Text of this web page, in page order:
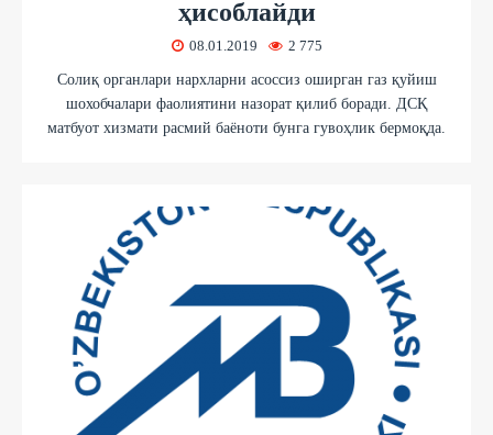
ҳисоблайди
08.01.2019 2 775
Солиқ органлари нархларни асоссиз оширган газ қуйиш
шохобчалари фаолиятини назорат қилиб боради. ДСҚ
матбуот хизмати расмий баёноти бунга гувоҳлик бермоқда.